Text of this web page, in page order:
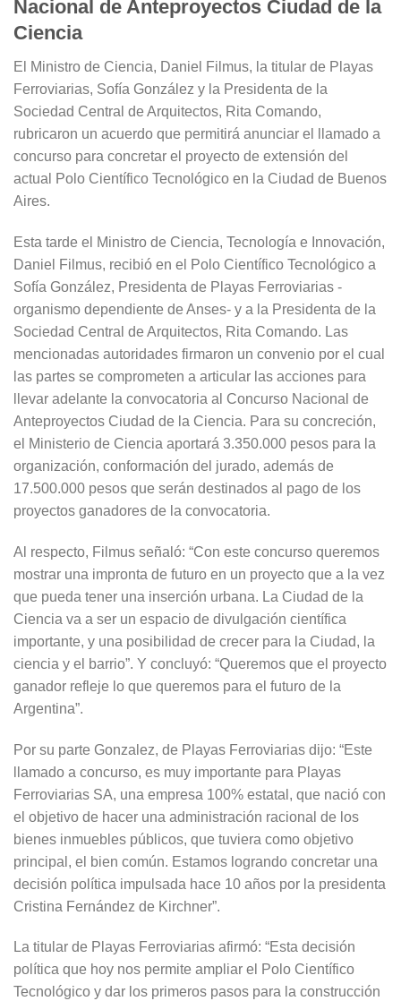
Nacional de Anteproyectos Ciudad de la
Ciencia
El Ministro de Ciencia, Daniel Filmus, la titular de Playas
Ferroviarias, Sofía González y la Presidenta de la
Sociedad Central de Arquitectos, Rita Comando,
rubricaron un acuerdo que permitirá anunciar el llamado a
concurso para concretar el proyecto de extensión del
actual Polo Científico Tecnológico en la Ciudad de Buenos
Aires.
Esta tarde el Ministro de Ciencia, Tecnología e Innovación,
Daniel Filmus, recibió en el Polo Científico Tecnológico a
Sofía González, Presidenta de Playas Ferroviarias -
organismo dependiente de Anses- y a la Presidenta de la
Sociedad Central de Arquitectos, Rita Comando. Las
mencionadas autoridades firmaron un convenio por el cual
las partes se comprometen a articular las acciones para
llevar adelante la convocatoria al Concurso Nacional de
Anteproyectos Ciudad de la Ciencia. Para su concreción,
el Ministerio de Ciencia aportará 3.350.000 pesos para la
organización, conformación del jurado, además de
17.500.000 pesos que serán destinados al pago de los
proyectos ganadores de la convocatoria.
Al respecto, Filmus señaló: “Con este concurso queremos
mostrar una impronta de futuro en un proyecto que a la vez
que pueda tener una inserción urbana. La Ciudad de la
Ciencia va a ser un espacio de divulgación científica
importante, y una posibilidad de crecer para la Ciudad, la
ciencia y el barrio”. Y concluyó: “Queremos que el proyecto
ganador refleje lo que queremos para el futuro de la
Argentina”.
Por su parte Gonzalez, de Playas Ferroviarias dijo: “Este
llamado a concurso, es muy importante para Playas
Ferroviarias SA, una empresa 100% estatal, que nació con
el objetivo de hacer una administración racional de los
bienes inmuebles públicos, que tuviera como objetivo
principal, el bien común. Estamos logrando concretar una
decisión política impulsada hace 10 años por la presidenta
Cristina Fernández de Kirchner”.
La titular de Playas Ferroviarias afirmó: “Esta decisión
política que hoy nos permite ampliar el Polo Científico
Tecnológico y dar los primeros pasos para la construcción